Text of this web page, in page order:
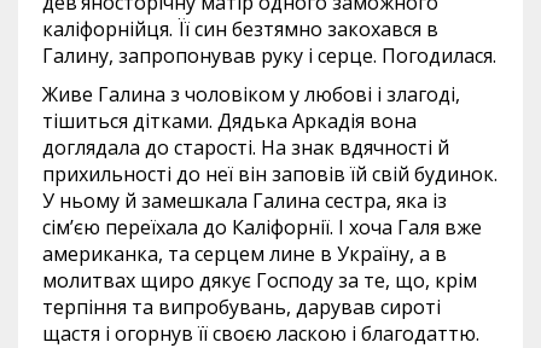
каліфорнійця. Її син безтямно закохався в
Галину, запропонував руку і серце. Погодилася.
Живе Галина з чоловіком у любові і злагоді,
тішиться дітками. Дядька Аркадія вона
доглядала до старості. На знак вдячності й
прихильності до неї він заповів їй свій будинок.
У ньому й замешкала Галина сестра, яка із
сім’єю переїхала до Каліфорнії. І хоча Галя вже
американка, та серцем лине в Україну, а в
молитвах щиро дякує Господу за те, що, крім
терпіння та випробувань, дарував сироті
щастя і огорнув її своєю ласкою і благодаттю.